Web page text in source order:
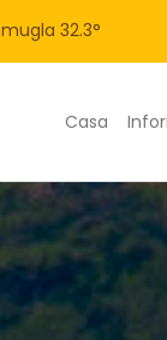
mugla 32.3°
Casa